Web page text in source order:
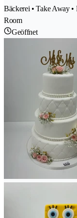
Bäckerei • Take Away •
Room
Geöffnet